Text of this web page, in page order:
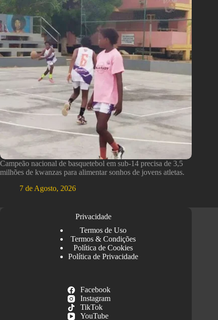
Campeão nacional de basquetebol em sub-14 precisa de 3,5
milhões de kwanzas para alimentar sonhos de jovens atletas.
7 de Agosto, 2026
Privacidade
Termos de Uso
Termos & Condições
Política de Cookies
Política de Privacidade
Facebook
Instagram
TikTok
YouTube